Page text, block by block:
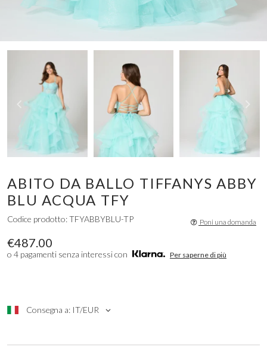
ABITO DA BALLO TIFFANYS ABBY
BLU ACQUA TFY
€487.00
o 4 pagamenti senza interessi con Per saperne di più
Consegna a: IT/EUR
Codice prodotto: TFYABBYBLU-TP Poni una domanda